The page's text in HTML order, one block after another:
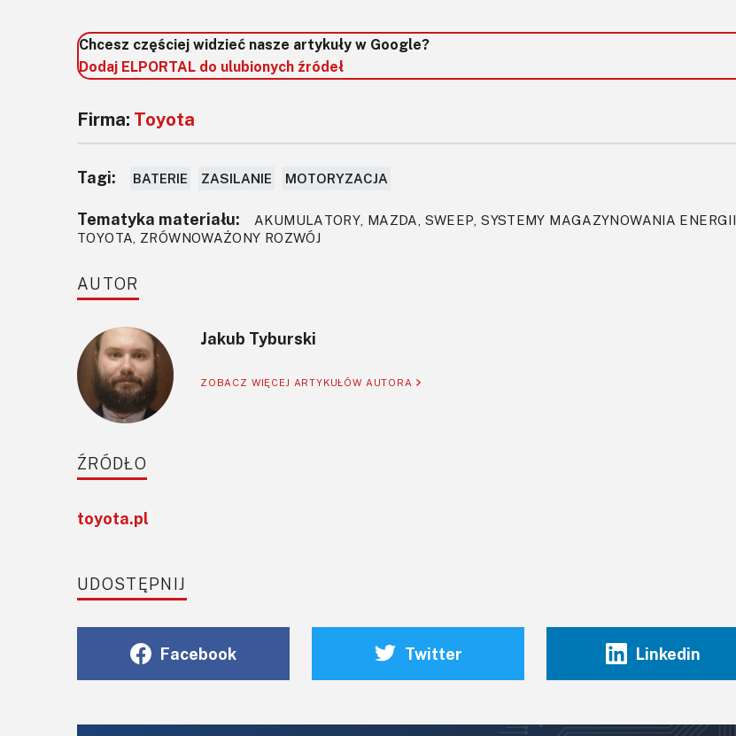
Chcesz częściej widzieć nasze artykuły w Google?
Dodaj ELPORTAL do ulubionych źródeł
Firma: Toyota
Tagi: BATERIE ZASILANIE MOTORYZACJA
Tematyka materiału:
AKUMULATORY, MAZDA, SWEEP, SYSTEMY MAGAZYNOWANIA ENERGII,
TOYOTA, ZRÓWNOWAŻONY ROZWÓJ
AUTOR
Jakub Tyburski
ZOBACZ WIĘCEJ ARTYKUŁÓW AUTORA
ŹRÓDŁO
toyota.pl
UDOSTĘPNIJ
Facebook Twitter Linkedin